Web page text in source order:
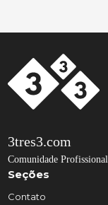
3tres3.com
Comunidade
Seções
Contato